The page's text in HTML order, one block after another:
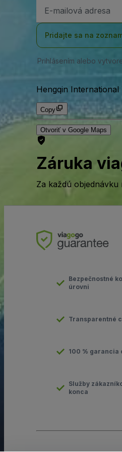
mailová
Pridajte sa na
Prihlásením alebo
Hengqin International
Copy
Otvoriť v Google Maps
Záruka
Za každú
Bezpečnostné
úrovni
Transparentné
100 % garancia
Služby
konca